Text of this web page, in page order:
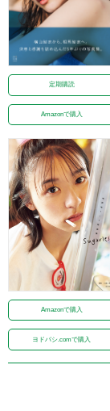
定期購読
Amazonで購入
Amazonで購入
ヨドバシ.comで購入